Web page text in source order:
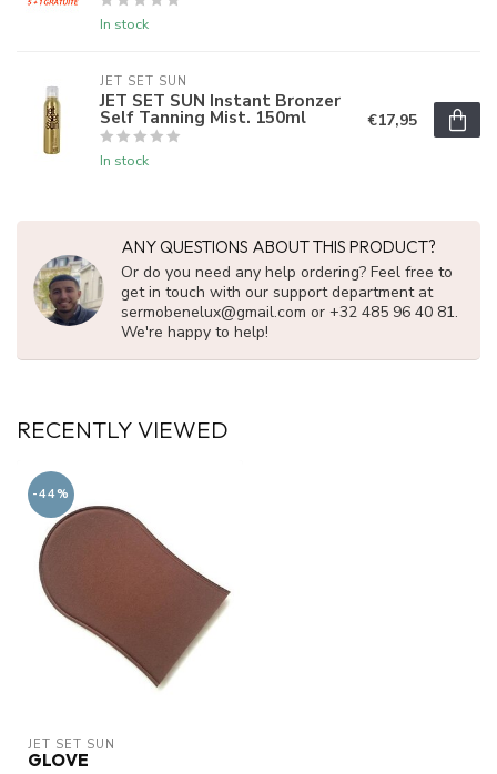
In stock
JET SET SUN
JET SET SUN Instant Bronzer
Self Tanning Mist. 150ml
In stock
€17,95
ANY QUESTIONS ABOUT THIS PRODUCT?
Or do you need any help ordering? Feel free to
get in touch with our support department at
sermobenelux@gmail.com or +32 485 96 40 81.
We're happy to help!
RECENTLY VIEWED
-44%
JET SET SUN
GLOVE